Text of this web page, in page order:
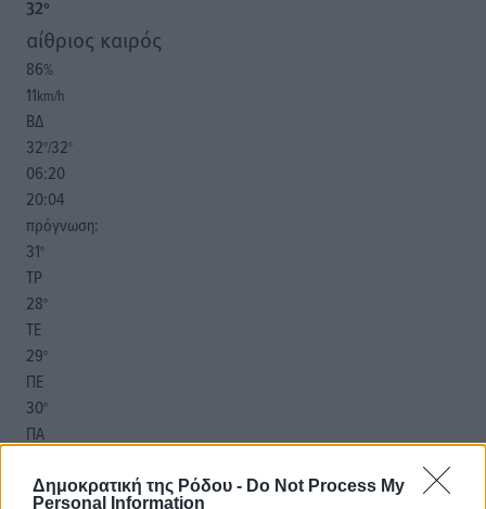
Δημοκρατική της Ρόδου - Do Not Process My
Personal Information
32°
αίθριος καιρός
86%
11km/h
ΒΔ
32°/32°
06:20
20:04
πρόγνωση:
31°
ΤΡ
28°
ΤΕ
29°
ΠΕ
30°
ΠΑ